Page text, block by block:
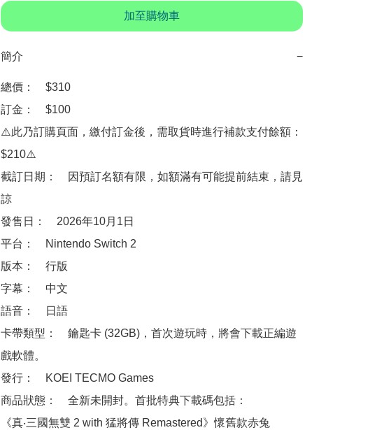
加至購物車
簡介 −
總價：　$310
訂金：　$100
⚠️此乃訂購頁面，繳付訂金後，需取貨時進行補款支付餘額：
$210⚠️
截訂日期：　因預訂名額有限，如額滿有可能提前結束，請見
諒
發售日：　2026年10月1日
平台：　Nintendo Switch 2
版本：　行版
字幕：　中文
語音：　日語
卡帶類型：　鑰匙卡 (32GB)，首次遊玩時，將會下載正編遊
戲軟體。
發行：　KOEI TECMO Games
商品狀態：　全新未開封。首批特典下載碼包括：
《真‧三國無雙 2 with 猛將傳 Remastered》懷舊款赤兔